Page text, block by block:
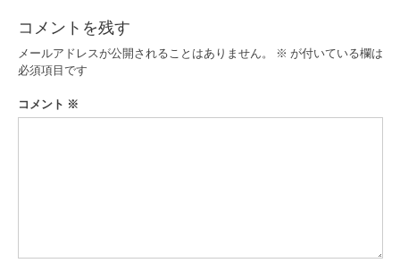
ー
シ
ョ
ン
コメントを残す
メールアドレスが公開されることはありません。 ※ が付いている欄は
必須項目です
コメント ※